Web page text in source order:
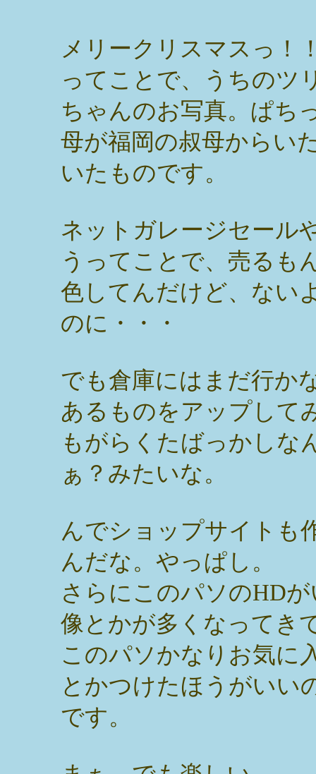
メリークリスマスっ！
ってことで、うちのツ
ちゃんのお写真。ぱち
母が福岡の叔母からい
いたものです。
ネットガレージセール
うってことで、売るも
色してんだけど、ない
のに・・・
でも倉庫にはまだ行か
あるものをアップして
もがらくたばっかしな
ぁ？みたいな。
んでショップサイトも
んだな。やっぱし。
さらにこのパソのHD
像とかが多くなってき
このパソかなりお気に
とかつけたほうがいい
です。